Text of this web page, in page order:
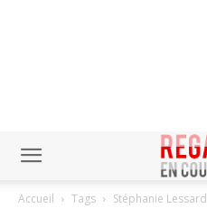
Accueil Tags Stéphanie Lessard